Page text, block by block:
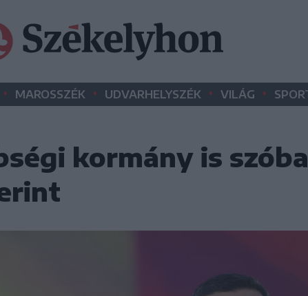
• MAROSSZÉK • UDVARHELYSZÉK • VILÁG •
kormány is